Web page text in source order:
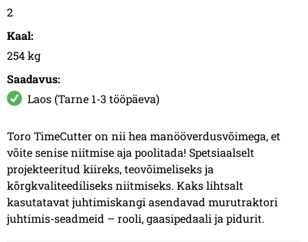
2
Kaal:
254 kg
Saadavus:
Laos (Tarne 1-3 tööpäeva)
Toro TimeCutter on nii hea manööverdusvõimega, et
võite senise niitmise aja poolitada! Spetsiaalselt
projekteeritud kiireks, teovõimeliseks ja
kõrgkvaliteediliseks niitmiseks. Kaks lihtsalt
kasutatavat juhtimiskangi asendavad murutraktori
juhtimis-seadmeid – rooli, gaasipedaali ja pidurit.